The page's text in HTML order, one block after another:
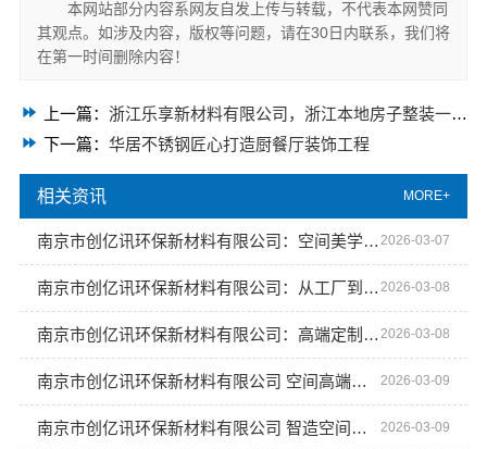
本网站部分内容系网友自发上传与转载，不代表本网赞同
其观点。如涉及内容，版权等问题，请在30日内联系，我们将
在第一时间删除内容！
上一篇： 浙江乐享新材料有限公司，浙江本地房子整装一体化服务施工案例解析
下一篇： 华居不锈钢匠心打造厨餐厅装饰工程
相关资讯 MORE+
南京市创亿讯环保新材料有限公司：空间美学工厂的创新实践 2026-03-07
南京市创亿讯环保新材料有限公司：从工厂到高端定制的环保升级 2026-03-08
南京市创亿讯环保新材料有限公司：高端定制新标杆 空间美学新体验 2026-03-08
南京市创亿讯环保新材料有限公司 空间高端定制：打造专属环保空间美学 2026-03-09
南京市创亿讯环保新材料有限公司 智造空间美学 环保新材料 2026-03-09